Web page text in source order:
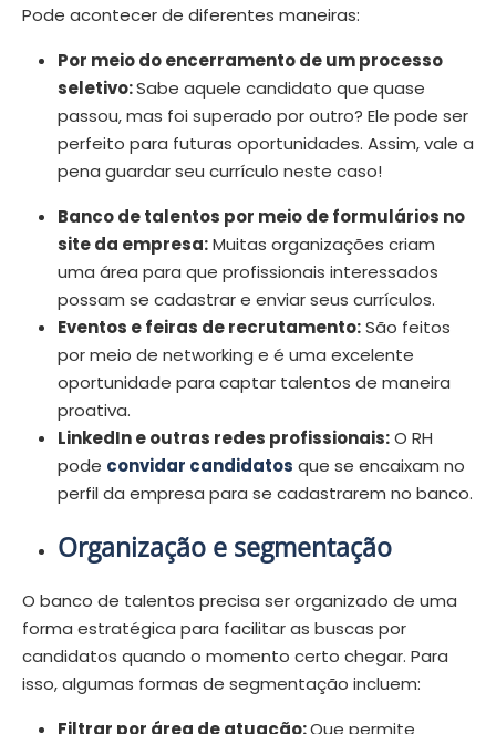
Pode acontecer de diferentes maneiras:
Por meio do encerramento de um processo
seletivo:Sabe aquele candidato que quase
passou, mas foi superado por outro? Ele pode ser
perfeito para futuras oportunidades. Assim, vale a
pena guardar seu currículo neste caso!
Banco de talentos por meio de formulários no
site da empresa:Muitas organizações criam
uma área para que profissionais interessados
possam se cadastrar e enviar seus currículos.
Eventos e feiras de recrutamento:São feitos
por meio de networking e é uma excelente
oportunidade para captar talentos de maneira
proativa.
LinkedIn e outras redes profissionais:O RH
pode convidar candidatos que se encaixam no
perfil da empresa para se cadastrarem no banco.
Organização e segmentação
O banco de talentos precisa ser organizado de uma
forma estratégica para facilitar as buscas por
candidatos quando o momento certo chegar. Para
isso, algumas formas de segmentação incluem:
Filtrar por área de atuação:Que permite